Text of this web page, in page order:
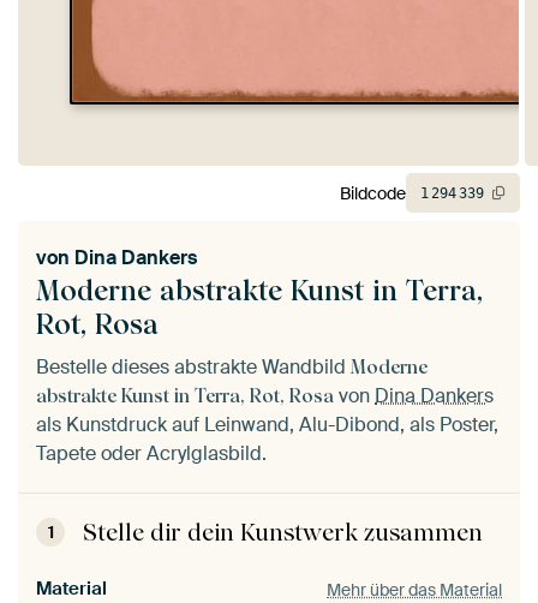
Moderne abstrakte Kunst in Terra,
Rot, Rosa
von Dina Dankers
Bestelle dieses abstrakte Wandbild Moderne
abstrakte Kunst in Terra, Rot, Rosa vonDina Dankers
als Kunstdruck auf Leinwand, Alu-Dibond, als Poster,
Tapete oder Acrylglasbild.
1 Stelle dir dein Kunstwerk zusammen
Material Mehr über das Material
Bildcode 1294339